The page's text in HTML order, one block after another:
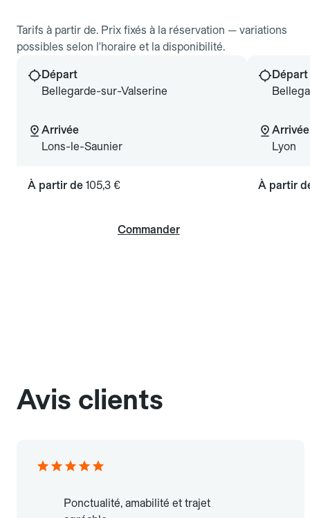
Tarifs à partir de. Prix fixés à la réservation — variations
possibles selon l'horaire et la disponibilité.
Départ
Bellegarde-sur-Valserine
Arrivée
Lons-le-Saunier
À partir de 105,3 €
Commander
Départ
Arrivée
Lyon
À partir
Avis clients
Ponctualité, amabilité et trajet